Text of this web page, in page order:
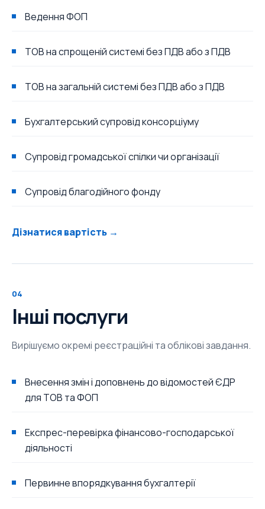
Ведення ФОП
ТОВ на спрощеній системі без ПДВ або з ПДВ
ТОВ на загальній системі без ПДВ або з ПДВ
Бухгалтерський супровід консорціуму
Супровід громадської спілки чи організації
Супровід благодійного фонду
Дізнатися вартість →
04
Інші послуги
Вирішуємо окремі реєстраційні та облікові завдання.
Внесення змін і доповнень до відомостей ЄДР
для ТОВ та ФОП
Експрес-перевірка фінансово-господарської
діяльності
Первинне впорядкування бухгалтерії